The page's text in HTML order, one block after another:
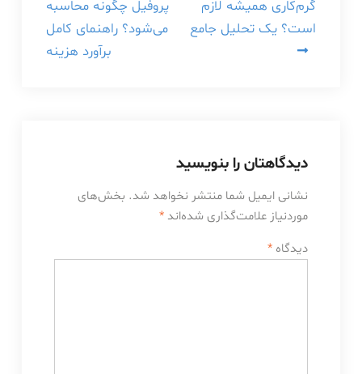
نوشته
پروفیل چگونه محاسبه
می‌شود؟ راهنمای کامل
برآورد هزینه
گرم‌کاری همیشه لازم
است؟ یک تحلیل جامع
دیدگاهتان را بنویسید
نشانی ایمیل شما منتشر نخواهد شد. بخش‌های
موردنیاز علامت‌گذاری شده‌اند *
دیدگاه *